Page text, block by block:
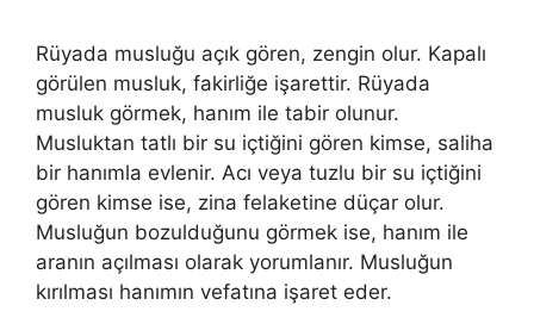
Rüyada musluğu açık gören, zengin olur. Kapalı
görülen musluk, fakirliğe işarettir. Rüyada
musluk görmek, hanım ile tabir olunur.
Musluktan tatlı bir su içtiğini gören kimse, saliha
bir hanımla evlenir. Acı veya tuzlu bir su içtiğini
gören kimse ise, zina felaketine düçar olur.
Musluğun bozulduğunu görmek ise, hanım ile
aranın açılması olarak yorumlanır. Musluğun
kırılması hanımın vefatına işaret eder.